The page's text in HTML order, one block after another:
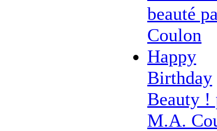
beauté
Coulon
Happy
Birthday
Beauty !
M.A.